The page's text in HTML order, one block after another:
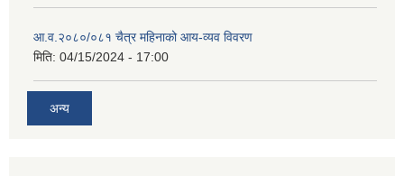
आ.व.२०८०/०८१ चैत्र महिनाको आय-व्यव विवरण
मिति: 04/15/2024 - 17:00
अन्य